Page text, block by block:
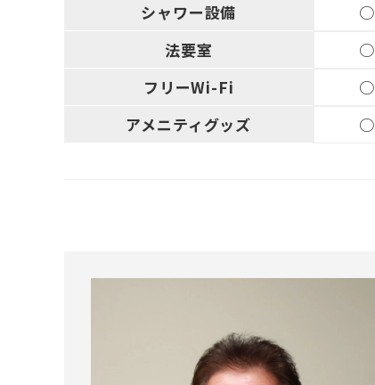
シャワー設備
○
法要室
○
フリーWi-Fi ○
アメニティ グッズ ○